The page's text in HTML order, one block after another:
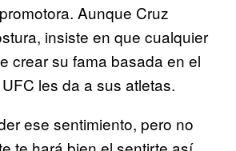
Aunque Cruz
insiste en que cualquier
crear su fama basada en el
les da a sus atletas.
ese sentimiento, pero no